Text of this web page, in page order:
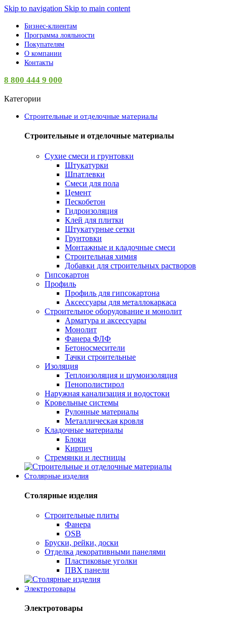
Skip to navigation Skip to main content
Бизнес-клиентам
Программа лояльности
Покупателям
О компании
Контакты
8 800 444 9 000
Категории
Строительные и отделочные материалы
Строительные и отделочные материалы
Сухие смеси и грунтовки
Штукатурки
Шпатлевки
Смеси для пола
Цемент
Пескобетон
Гидроизоляция
Клей для плитки
Штукатурные сетки
Грунтовки
Монтажные и кладочные смеси
Строительная химия
Добавки для строительных растворов
Гипсокартон
Профиль
Профиль для гипсокартона
Аксессуары для металлокаркаса
Строительное оборудование и монолит
Арматура и аксессуары
Монолит
Фанера ФЛФ
Бетоносмесители
Тачки строительные
Изоляция
Теплоизоляция и шумоизоляция
Пенополистирол
Наружная канализация и водостоки
Кровельные системы
Рулонные материалы
Металлическая кровля
Кладочные материалы
Блоки
Кирпич
Стремянки и лестницы
Столярные изделия
Столярные изделия
Строительные плиты
Фанера
OSB
Бруски, рейки, доски
Отделка декоративными панелями
Пластиковые уголки
ПВХ панели
Электротовары
Электротовары